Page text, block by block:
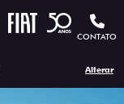
CONTATO
Alterar